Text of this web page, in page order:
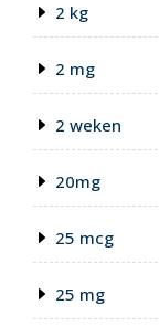
2 kg
2 mg
2 weken
20mg
25 mcg
25 mg